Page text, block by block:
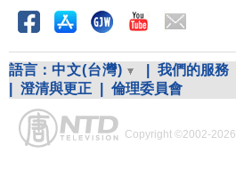
語言： 中文(台灣) 我們的服務
澄清與更正 倫理委員會
Copyright ©2002-2026